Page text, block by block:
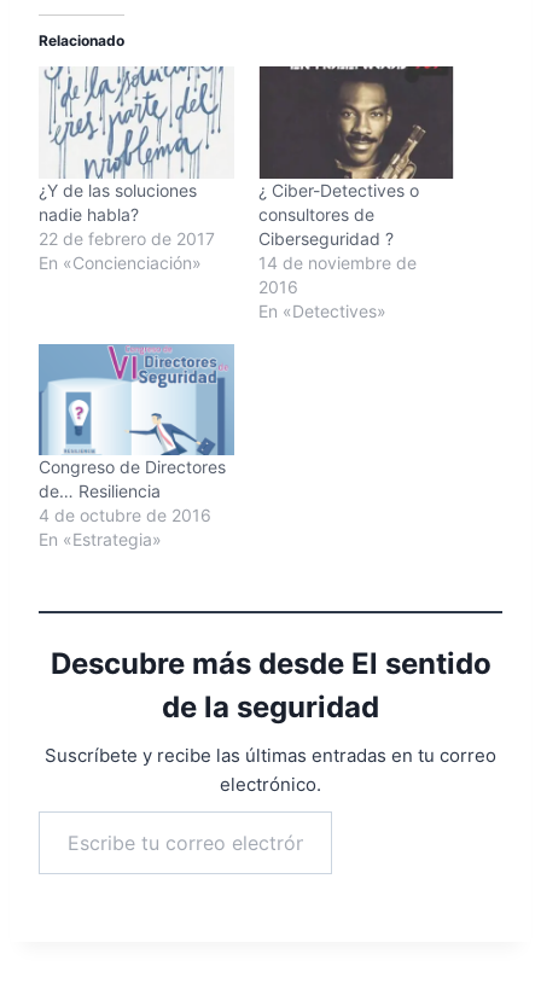
Relacionado
¿Y de las soluciones
nadie habla?
22 de febrero de 2017
En «Concienciación»
¿ Ciber-Detectives o
consultores de
Ciberseguridad ?
14 de noviembre de
2016
En «Detectives»
Congreso de Directores
de… Resiliencia
4 de octubre de 2016
En «Estrategia»
Descubre más desde El sentido
de la seguridad
Suscríbete y recibe las últimas entradas en tu correo
electrónico.
Escribe tu correo electrónico…